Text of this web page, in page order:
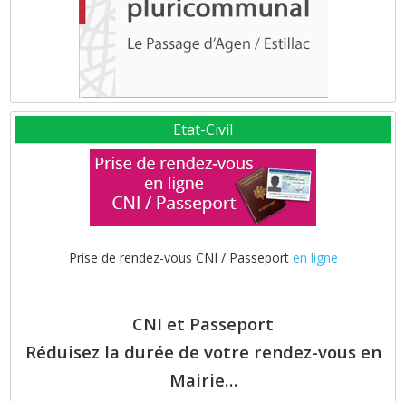
Etat-Civil
Prise de rendez-vous CNI / Passeport en ligne
CNI et Passeport
Réduisez la durée de votre rendez-vous en
Mairie…